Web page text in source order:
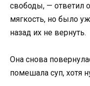
свободы, — ответил
мягкость, но было
назад их не вернуть.
Она снова
помешала суп, хотя